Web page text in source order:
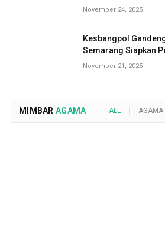
November 24, 2025
Kesbangpol
Semarang Siapkan
November 21, 2025
MIMBAR AGAMA ALL AGAMA